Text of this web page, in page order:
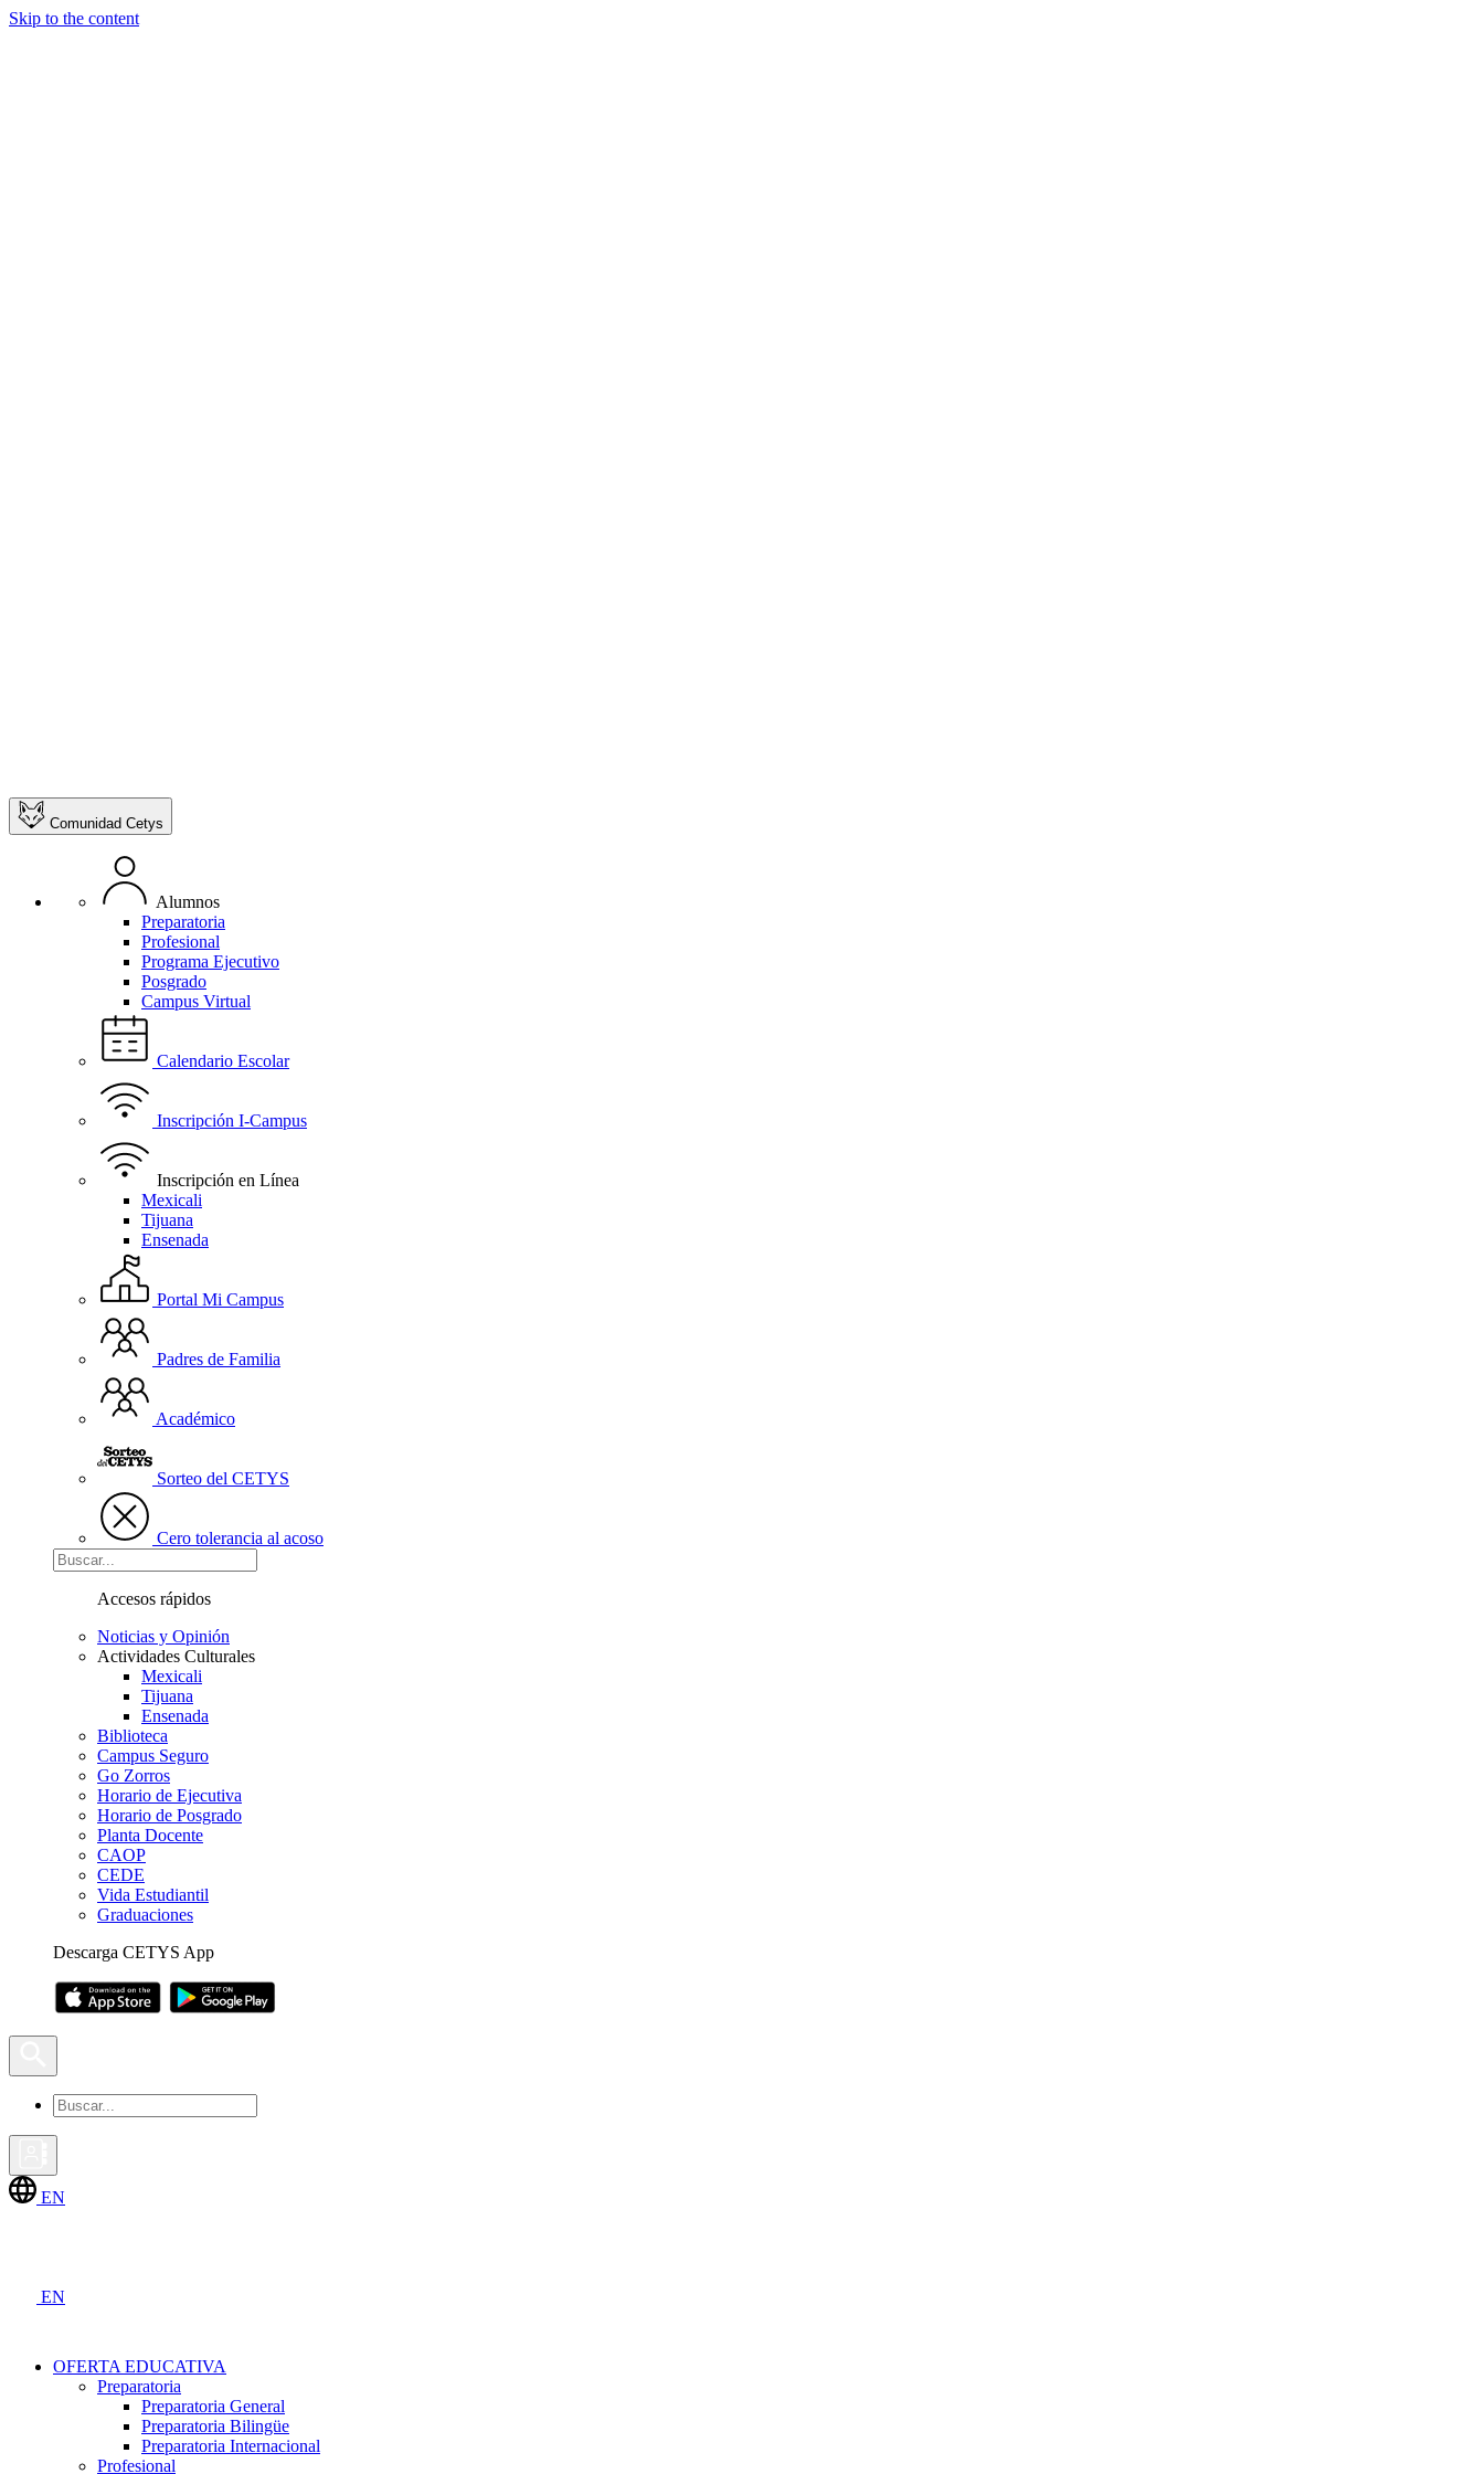
Skip to the content
Comunidad Cetys
Alumnos
Preparatoria
Profesional
Programa Ejecutivo
Posgrado
Campus Virtual
Calendario Escolar
Inscripción I-Campus
Inscripción en Línea
Mexicali
Tijuana
Ensenada
Portal Mi Campus
Padres de Familia
Académico
Sorteo del CETYS
Cero tolerancia al acoso
Accesos rápidos
Noticias y Opinión
Actividades Culturales
Mexicali
Tijuana
Ensenada
Biblioteca
Campus Seguro
Go Zorros
Horario de Ejecutiva
Horario de Posgrado
Planta Docente
CAOP
CEDE
Vida Estudiantil
Graduaciones
Descarga CETYS App
EN
EN
OFERTA EDUCATIVA
Preparatoria
Preparatoria General
Preparatoria Bilingüe
Preparatoria Internacional
Profesional